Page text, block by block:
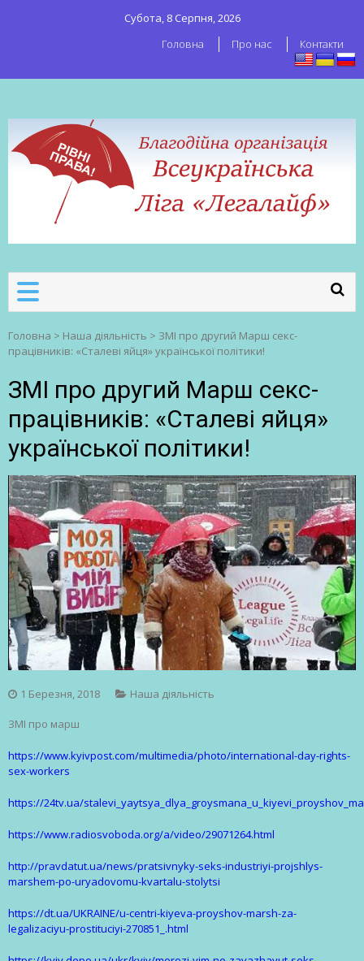
Субота, 8 Серпня, 2026
Головна
Про нас Контакти
робітників
Головна > Наша діяльність > ЗМІ про другий Марш секс-
працівників: «Сталеві яйця» української політики!
ЗМІ про другий Марш секс-
працівників: «Сталеві яйця»
української політики!
1 Березня, 2018 Наша діяльність
ЗМІ про марш
https://www.kyivpost.com/multimedia/photo/international-day-rights-
sex-workers
https://24tv.ua/
https://www.radiosvoboda.org/a/video/29071264.html
http://pravdatut.ua/news/pratsivnyky-seks-industriyi-projshlys-
marshem-po-uryadovomu-kvartalu-stolytsi
https://dt.ua/UKRAINE/u-centri-kiyeva-proyshov-marsh-za-
legalizaciyu-prostituciyi-270851_.html